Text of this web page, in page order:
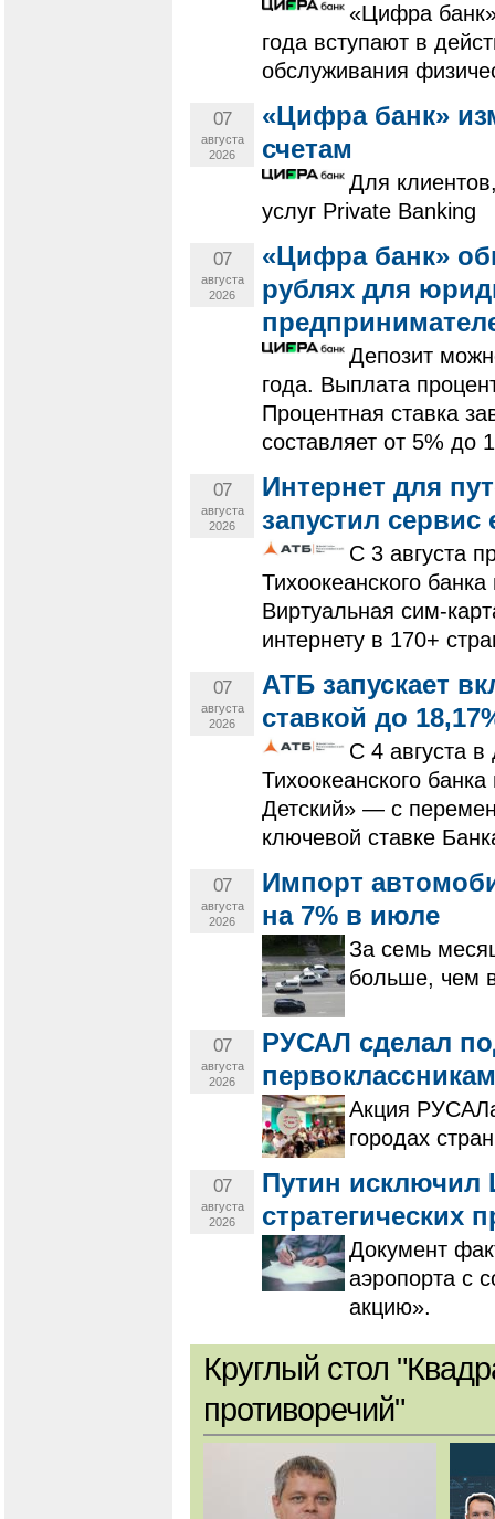
«Цифра
года вступают в
обслуживания
07
августа
2026
«Цифра банк»
счетам
Для
услуг Private Banking
07
августа
2026
«Цифра банк»
рублях для
Депозит
года. Выплата
Процентная ставка
составляет от 5% до
07
августа
2026
Интернет для
запустил
С 3 августа
Тихоокеанского
Виртуальная сим-
интернету в 170+
07
августа
2026
АТБ запускает
ставкой до
С 4 августа в
Тихоокеанского
Детский» — с
ключевой ставке
07
августа
2026
Импорт
на 7% в июле
За семь
больше, чем
07
августа
2026
РУСАЛ сделал
Акция
городах
07
августа
2026
Путин исключил
стратегических
Документ
аэропорта с
акцию».
Круглый стол
противоречий"